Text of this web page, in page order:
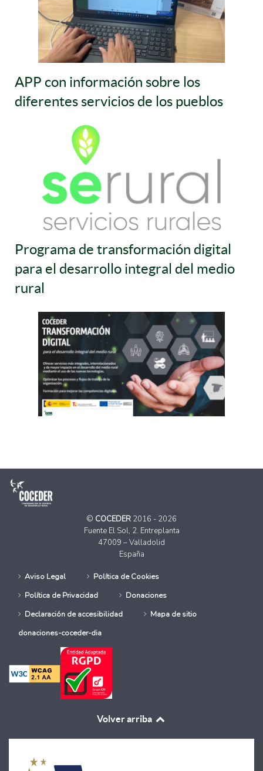
APP con información sobre los
diferentes servicios de los pueblos
Programa de transformación digital
para el desarrollo integral del medio
rural
© COCEDER 2016 - 2026
Fuente El Sol, 2. Entreplanta
47009 – Valladolid
España
Aviso Legal
Política de Cookies
Política de Privacidad
Donaciones
Declaración de accesibilidad
Mapa de sitio
donaciones-coceder-dia
Volver arriba